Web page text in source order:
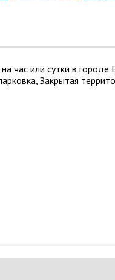
час или сутки в
Закрытая